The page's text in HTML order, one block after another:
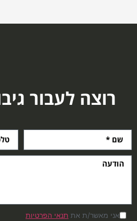
רוצה לעבור
אני מאשר/ת את תנאי הפרטיות